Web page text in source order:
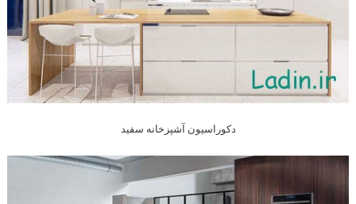
دکوراسیون آشپزخانه سفید